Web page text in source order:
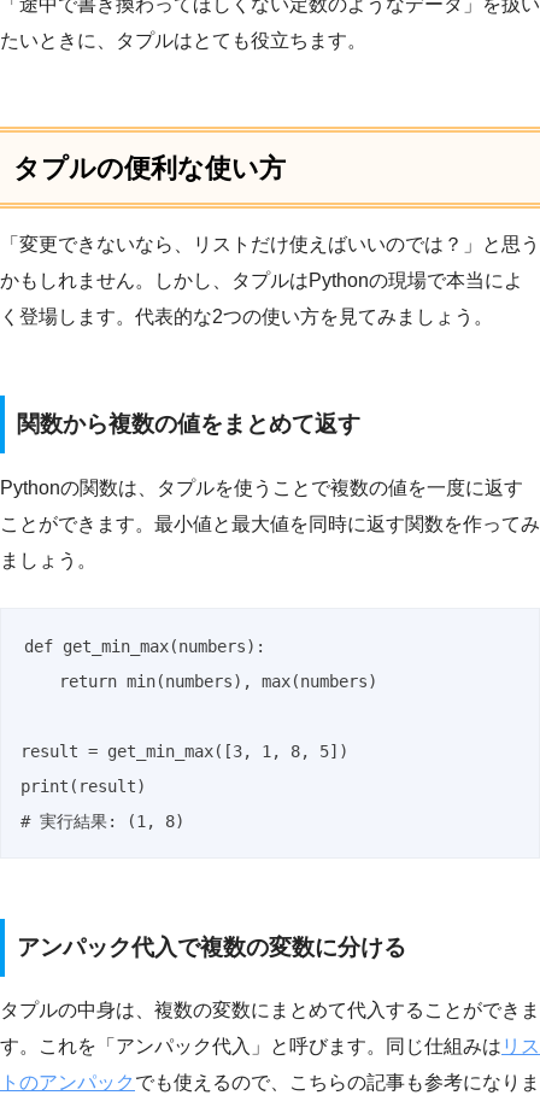
「途中で書き換わってほしくない定数のようなデータ」を扱い
たいときに、タプルはとても役立ちます。
タプルの便利な使い方
「変更できないなら、リストだけ使えばいいのでは？」と思う
かもしれません。しかし、タプルはPythonの現場で本当によ
く登場します。代表的な2つの使い方を見てみましょう。
関数から複数の値をまとめて返す
Pythonの関数は、タプルを使うことで複数の値を一度に返す
ことができます。最小値と最大値を同時に返す関数を作ってみ
ましょう。
def get_min_max(numbers):
    return min(numbers), max(numbers)
result = get_min_max([3, 1, 8, 5])
print(result)
# 実行結果: (1, 8)
アンパック代入で複数の変数に分ける
タプルの中身は、複数の変数にまとめて代入することができま
す。これを「アンパック代入」と呼びます。同じ仕組みは リス
トのアンパック でも使えるので、こちらの記事も参考になりま